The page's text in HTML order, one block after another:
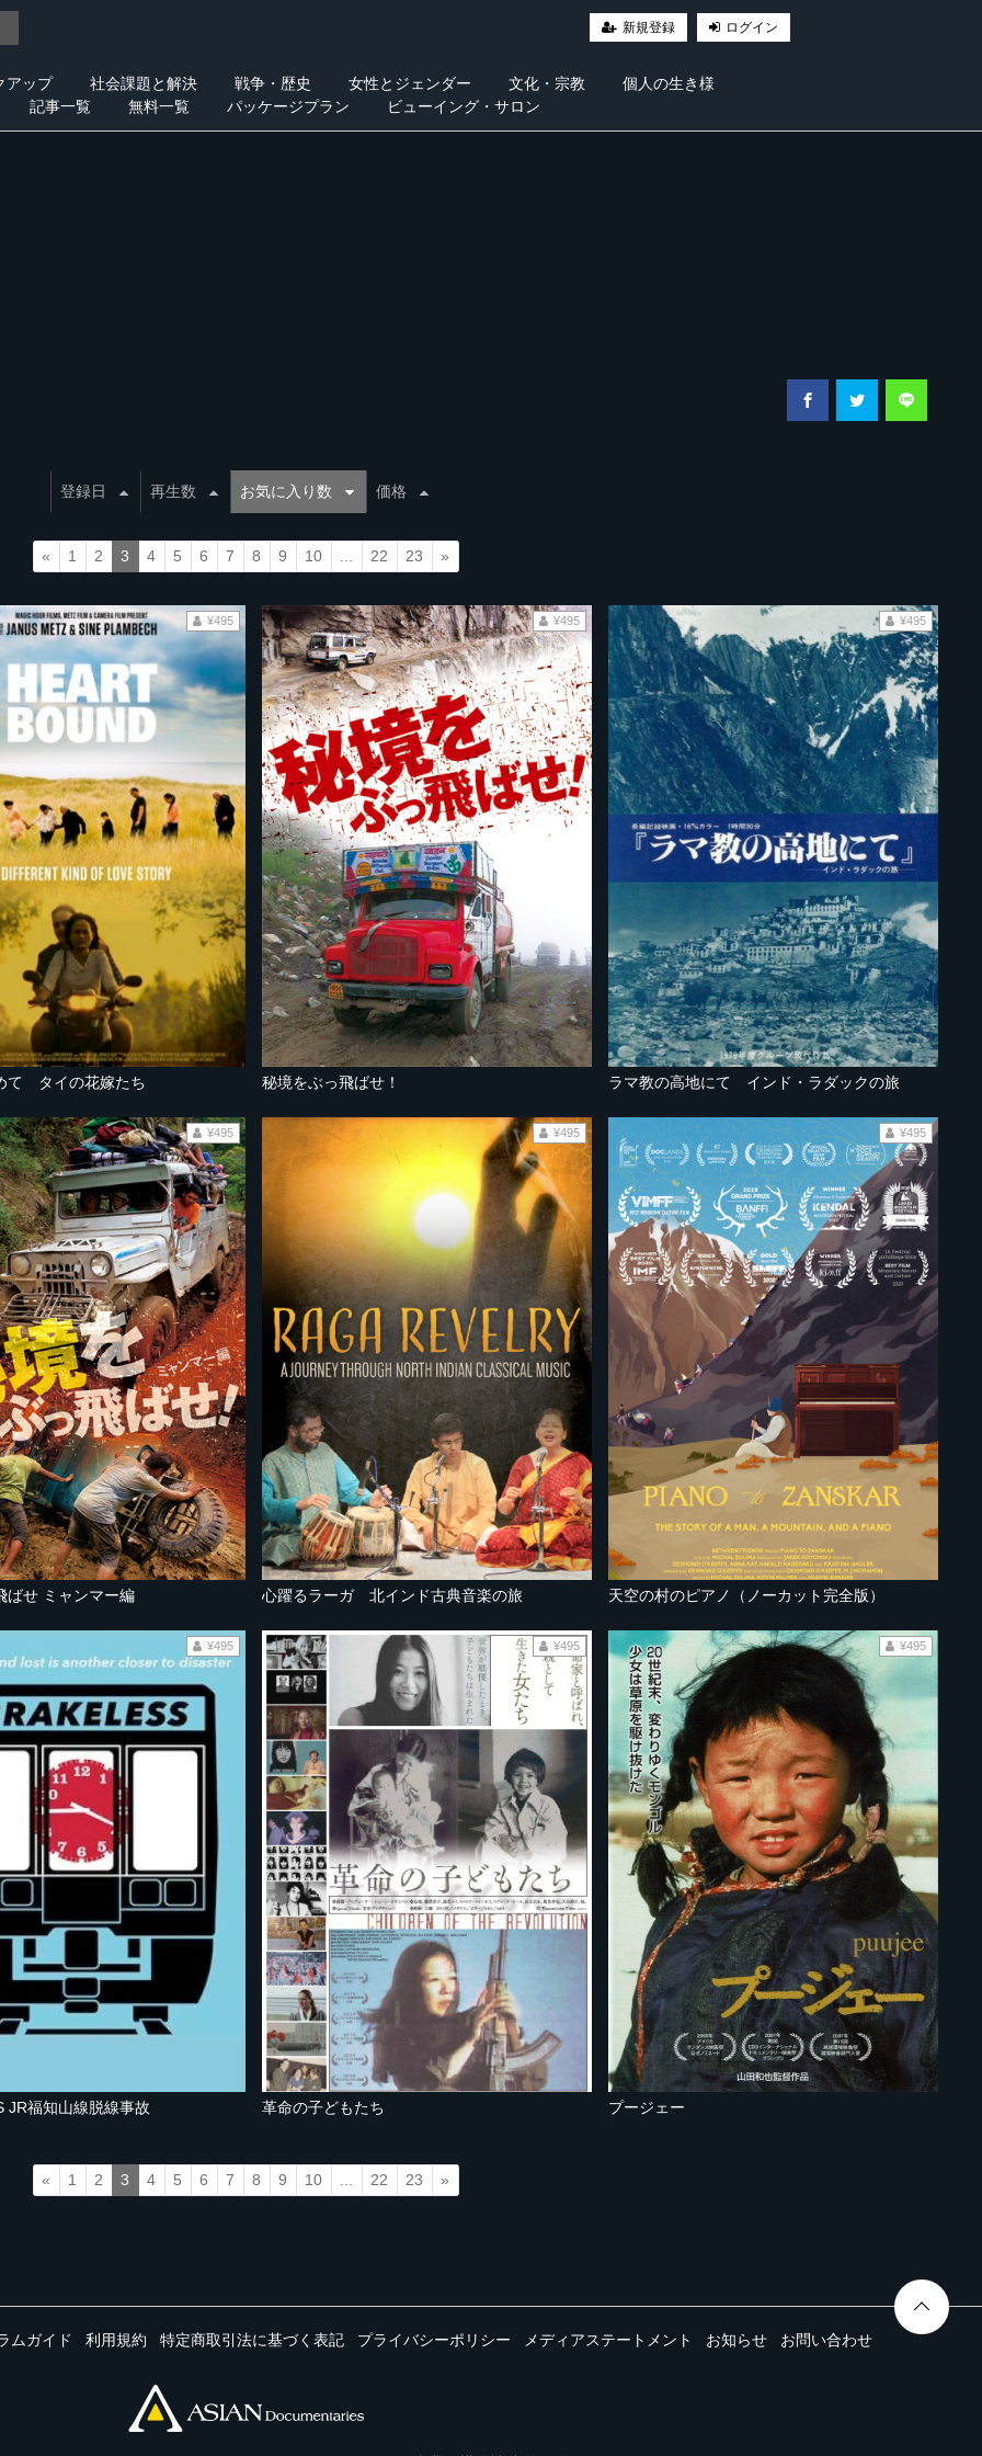
新規登録 ログイン
アップ 社会課題と解決 戦争・歴史 女性とジェンダー 文化・宗教
個人の生き様
記事一覧
無料一覧 パッケージプラン ビューイング・サロン
登録日 再生数 お気に入り数 価格
« 1 2 3 4 5 6 7 8 9 10 22 23 »
て タイの花嫁たち
¥495
秘境をぶっ飛ばせ！
¥495
ラマ教の高地にて インド・ラダックの旅
¥495
ばせ ミャンマー編
¥495
心躍るラーガ 北インド古典音楽の旅
¥495
天空の村のピアノ（ノーカット完全版）
¥495
JR福知山線脱線事故
¥495
革命の子どもたち
¥495
プージェー
¥495
« 1 2 3 4 5 6 7 8 9 10 22 23 »
ムガイド 利用規約 特定商取引法に基づく表記 プライバシーポリシー メディアステートメント お知らせ お問い合わせ